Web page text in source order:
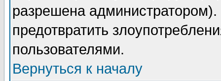
разрешена
предотвратить
пользователями.
Вернуться к началу